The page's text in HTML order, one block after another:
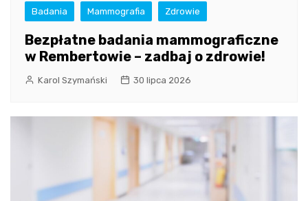
Badania Mammografia Zdrowie
Bezpłatne badania mammograficzne
w Rembertowie – zadbaj o zdrowie!
Karol Szymański 30 lipca 2026